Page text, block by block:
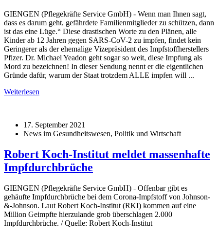
GIENGEN (Pflegekräfte Service GmbH) - Wenn man Ihnen sagt,
dass es darum geht, gefährdete Familienmitglieder zu schützen, dann
ist das eine Lüge.“ Diese drastischen Worte zu den Plänen, alle
Kinder ab 12 Jahren gegen SARS-CoV-2 zu impfen, findet kein
Geringerer als der ehemalige Vizepräsident des Impfstoffherstellers
Pfizer. Dr. Michael Yeadon geht sogar so weit, diese Impfung als
Mord zu bezeichnen! In dieser Sendung nennt er die eigentlichen
Gründe dafür, warum der Staat trotzdem ALLE impfen will ...
Weiterlesen
17. September 2021
News im Gesundheitswesen, Politik und Wirtschaft
Robert Koch-Institut meldet massenhafte
Impfdurchbrüche
GIENGEN (Pflegekräfte Service GmbH) - Offenbar gibt es
gehäufte Impfdurchbrüche bei dem Corona-Impfstoff von Johnson-
&-Johnson. Laut Robert Koch-Institut (RKI) kommen auf eine
Million Geimpfte hierzulande grob überschlagen 2.000
Impfdurchbrüche. / Quelle: Robert Koch-Institut